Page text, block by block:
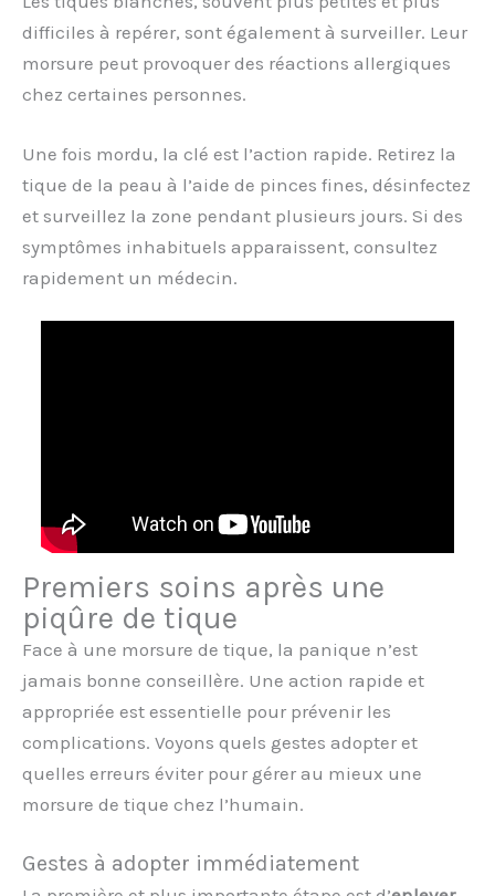
difficiles à repérer, sont également à surveiller. Leur
morsure peut provoquer des réactions allergiques
chez certaines personnes.
Une fois mordu, la clé est l’action rapide. Retirez la
tique de la peau à l’aide de pinces fines, désinfectez
et surveillez la zone pendant plusieurs jours. Si des
symptômes inhabituels apparaissent, consultez
rapidement un médecin.
Premiers soins après une
piqûre de tique
Face à une morsure de tique, la panique n’est
jamais bonne conseillère. Une action rapide et
appropriée est essentielle pour prévenir les
complications. Voyons quels gestes adopter et
quelles erreurs éviter pour gérer au mieux une
morsure de tique chez l’humain.
Gestes à adopter immédiatement